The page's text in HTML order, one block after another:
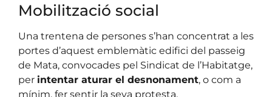
Mobilització social
Una trentena de persones s’han concentrat a les
portes d’aquest emblemàtic edifici del passeig
de Mata, convocades pel Sindicat de l’Habitatge,
per intentar aturar el desnonament, o com a
mínim, fer sentir la seva protesta.